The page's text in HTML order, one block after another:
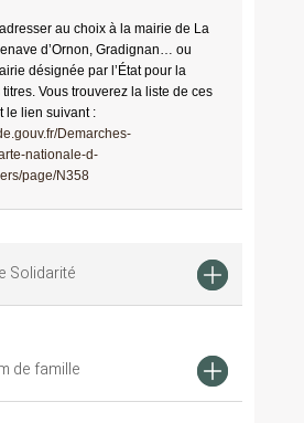
au choix à la mairie de La
d’Ornon, Gradignan… ou
désignée par l’État pour la
Vous trouverez la liste de ces
le lien suivant :
Demarches-
nationale-d-
page/N358
Solidarité
de famille